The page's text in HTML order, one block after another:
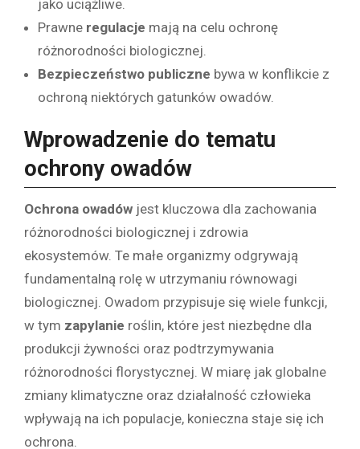
jako uciążliwe.
Prawne regulacje mają na celu ochronę
różnorodności biologicznej.
Bezpieczeństwo publiczne bywa w konflikcie z
ochroną niektórych gatunków owadów.
Wprowadzenie do tematu
ochrony owadów
Ochrona owadów jest kluczowa dla zachowania
różnorodności biologicznej i zdrowia
ekosystemów. Te małe organizmy odgrywają
fundamentalną rolę w utrzymaniu równowagi
biologicznej. Owadom przypisuje się wiele funkcji,
w tym zapylanie roślin, które jest niezbędne dla
produkcji żywności oraz podtrzymywania
różnorodności florystycznej. W miarę jak globalne
zmiany klimatyczne oraz działalność człowieka
wpływają na ich populacje, konieczna staje się ich
ochrona.